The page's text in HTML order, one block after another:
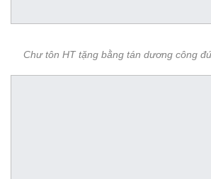
Chư tôn HT tặng bằng tán dương công